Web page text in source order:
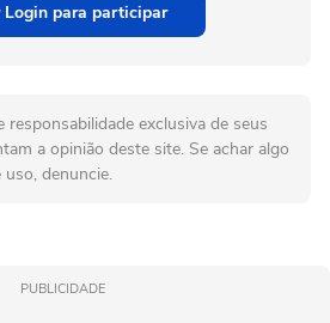
Login para participar
exclusiva de seus
a opinião deste site. Se achar algo
denuncie.
PUBLICIDADE